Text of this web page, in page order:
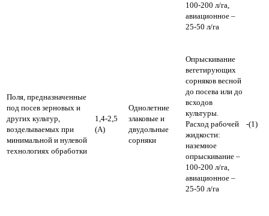
100-200 л/га,
авиационное –
25-50 л/га
Поля, предназначенные
под посев зерновых и
других культур,
возделываемых при
минимальной и нулевой
технологиях обработки
1,4-2,5
(А)
Однолетние
злаковые и
двудольные
сорняки
Опрыскивание
вегетирующих
сорняков весной
до посева или до
всходов
культуры.
Расход рабочей
жидкости:
наземное
опрыскивание –
100-200 л/га,
авиационное –
25-50 л/га
-(1)